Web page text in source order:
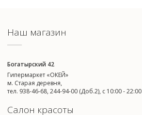
Наш магазин
Богатырский 42
Гипермаркет «ОКЕЙ»
м. Старая деревня,
тел. 938-46-68, 244-94-00 (Доб.2), c 10:00 - 22:00
Салон красоты